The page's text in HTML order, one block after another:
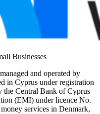
Businesses
and operated by
in Cyprus under registration
the Central Bank of Cyprus
(EMI) under licence No.
services in Denmark,